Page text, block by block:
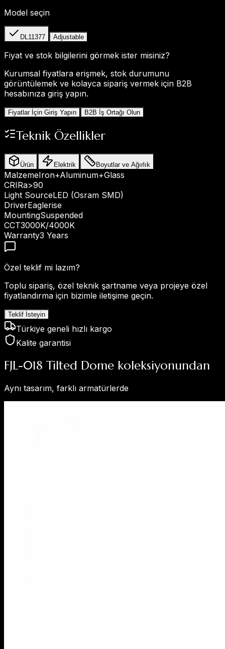
Model seçin
DL11377 Adjustable
Fiyat ve stok bilgilerini görmek ister misiniz?
Kurumsal fiyatlara erişmek, stok durumunu
görüntülemek ve kolayca sipariş vermek için B2B
hesabınıza giriş yapın.
Fiyatlar İçin Giriş Yapın B2B İş Ortağı Olun
Teknik Özellikler
Ürün Elektrik Boyutlar ve Ağırlık
MalzemeIron+Aluminum+Glass
CRIRa>90
Light SourceLED (Osram SMD)
DriverEaglerise
MountingSuspended
CCT3000K/4000K
Warranty3 Years
Özel teklif mi lazım?
Toplu sipariş, özel teknik şartname veya projeye özel
fiyatlandırma için bizimle iletişime geçin.
Teklif İsteyin
Türkiye geneli hızlı kargo
Kalite garantisi
FJL-018 Tilted Dome koleksiyonundan
Aynı tasarım, farklı armatürlerde